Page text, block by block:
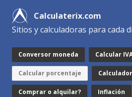
Calculaterix.com
Sitios y calculadoras para cada
Conversor moneda Calcular
Calcular porcentaje
Comprar o alquilar? Inflación